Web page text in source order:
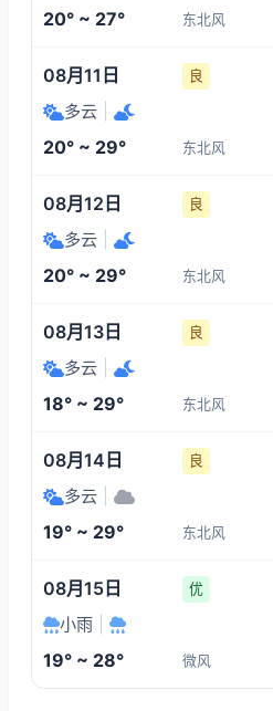
1-3
16:00
26°
17:00
20° ~ 27° 东北风
08月11日 良
多云
20° ~ 29° 东北风
08月12日 良
多云
20° ~ 29° 东北风
08月13日 良
多云
18° ~ 29° 东北风
08月14日 良
多云
19° ~ 29° 东北风
08月15日 优
小雨
19° ~ 28° 微风